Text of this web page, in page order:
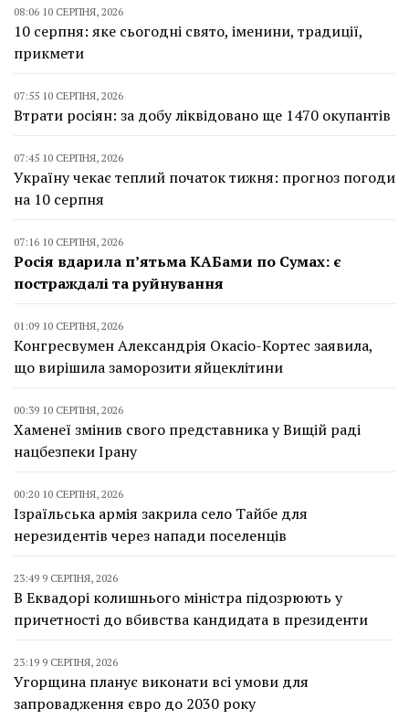
08:06 10 СЕРПНЯ, 2026
10 серпня: яке сьогодні свято, іменини, традиції,
прикмети
07:55 10 СЕРПНЯ, 2026
Втрати росіян: за добу ліквідовано ще 1470 окупантів
07:45 10 СЕРПНЯ, 2026
Україну чекає теплий початок тижня: прогноз погоди
на 10 серпня
07:16 10 СЕРПНЯ, 2026
Росія вдарила п’ятьма КАБами по Сумах: є
постраждалі та руйнування
01:09 10 СЕРПНЯ, 2026
Конгресвумен Александрія Окасіо-Кортес заявила,
що вирішила заморозити яйцеклітини
00:39 10 СЕРПНЯ, 2026
Хаменеї змінив свого представника у Вищій раді
нацбезпеки Ірану
00:20 10 СЕРПНЯ, 2026
Ізраїльська армія закрила село Тайбе для
нерезидентів через напади поселенців
23:49 9 СЕРПНЯ, 2026
В Еквадорі колишнього міністра підозрюють у
причетності до вбивства кандидата в президенти
23:19 9 СЕРПНЯ, 2026
Угорщина планує виконати всі умови для
запровадження євро до 2030 року